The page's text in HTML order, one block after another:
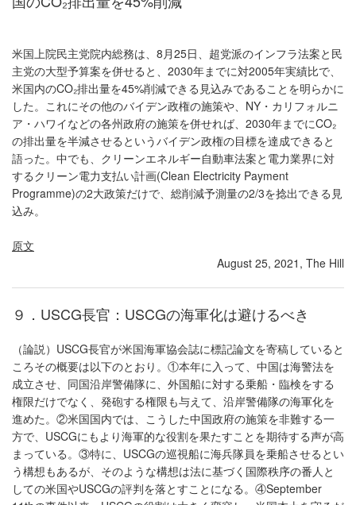
米国上院民主党院内総務は、8月25日、超党派のインフラ法案と民
主党の大型予算案を併せると、2030年までに対2005年実績比で、
米国内のCO₂排出量を45%削減できる見込みであることを明らかに
した。これにその他のバイデン政権の施策や、NY・カリフォルニ
ア・ハワイなどの各州政府の施策を併せれば、2030年までにCO₂
の排出量を半減させるというバイデン政権の目標を達成できると
語った。中でも、クリーンエネルギー自動車法案と電力業界に対
するクリーン電力支払い計画(Clean Electricity Payment
Programme)の2大政策だけで、総削減予測量の2/3を捻出できる見
込み。
原文
August 25, 2021, The Hill
９．USCG長官：USCGの海軍化は避けるべき
（論説）USCG長官が米国海軍協会誌に標記論文を寄稿していると
ころその概要は以下のとおり。①本年に入って、中国は海警法を
成立させ、同国沿岸警備隊に、外国船に対する乗船・臨検をする
権限だけでなく、発砲する権限も与えて、沿岸警備隊の海軍化を
進めた。②米国国内では、こうした中国政府の施策を非難する一
方で、USCGにもより海軍的な役割を果たすことを期待する声が高
まっている。③特に、USCGの巡視船に海兵隊員を乗船させるとい
う構想もあるが、そのような構想は法に基づく国際秩序の番人と
しての米国やUSCGの評判を落とすことになる。④September